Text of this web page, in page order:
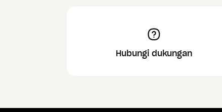
Hubungi dukungan